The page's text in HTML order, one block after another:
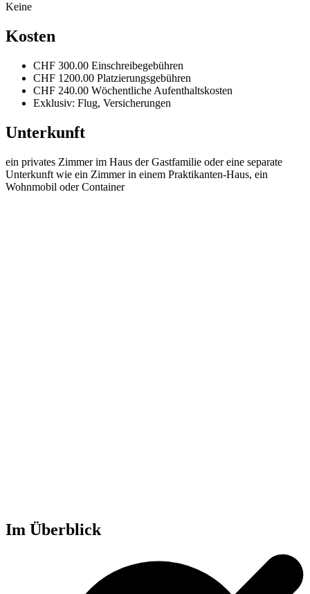
Keine
Kosten
CHF 300.00 Einschreibegebühren
CHF 1200.00 Platzierungsgebühren
CHF 240.00 Wöchentliche Aufenthaltskosten
Exklusiv: Flug, Versicherungen
Unterkunft
ein privates Zimmer im Haus der Gastfamilie oder eine separate
Unterkunft wie ein Zimmer in einem Praktikanten-Haus, ein
Wohnmobil oder Container
Im Überblick